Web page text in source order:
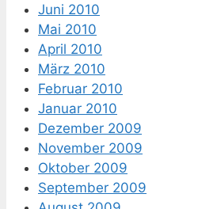
Juni 2010
Mai 2010
April 2010
März 2010
Februar 2010
Januar 2010
Dezember 2009
November 2009
Oktober 2009
September 2009